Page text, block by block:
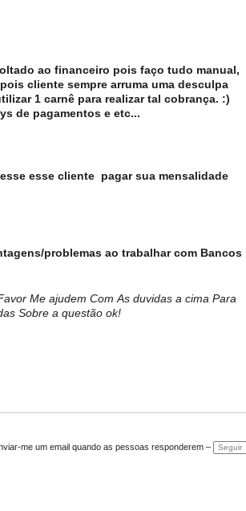
ao financeiro pois faço tudo manual,
cliente sempre arruma uma desculpa
1 carnê para realizar tal cobrança. :)
de pagamentos e etc...
esse cliente pagar sua mensalidade
problemas ao trabalhar com Bancos
Me ajudem Com As duvidas a cima Para
Sobre a questão ok!
me um email quando as pessoas responderem – Seguir